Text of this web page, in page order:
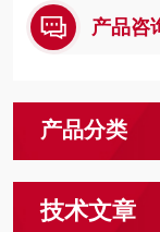
产品咨
产品分类
技术文章